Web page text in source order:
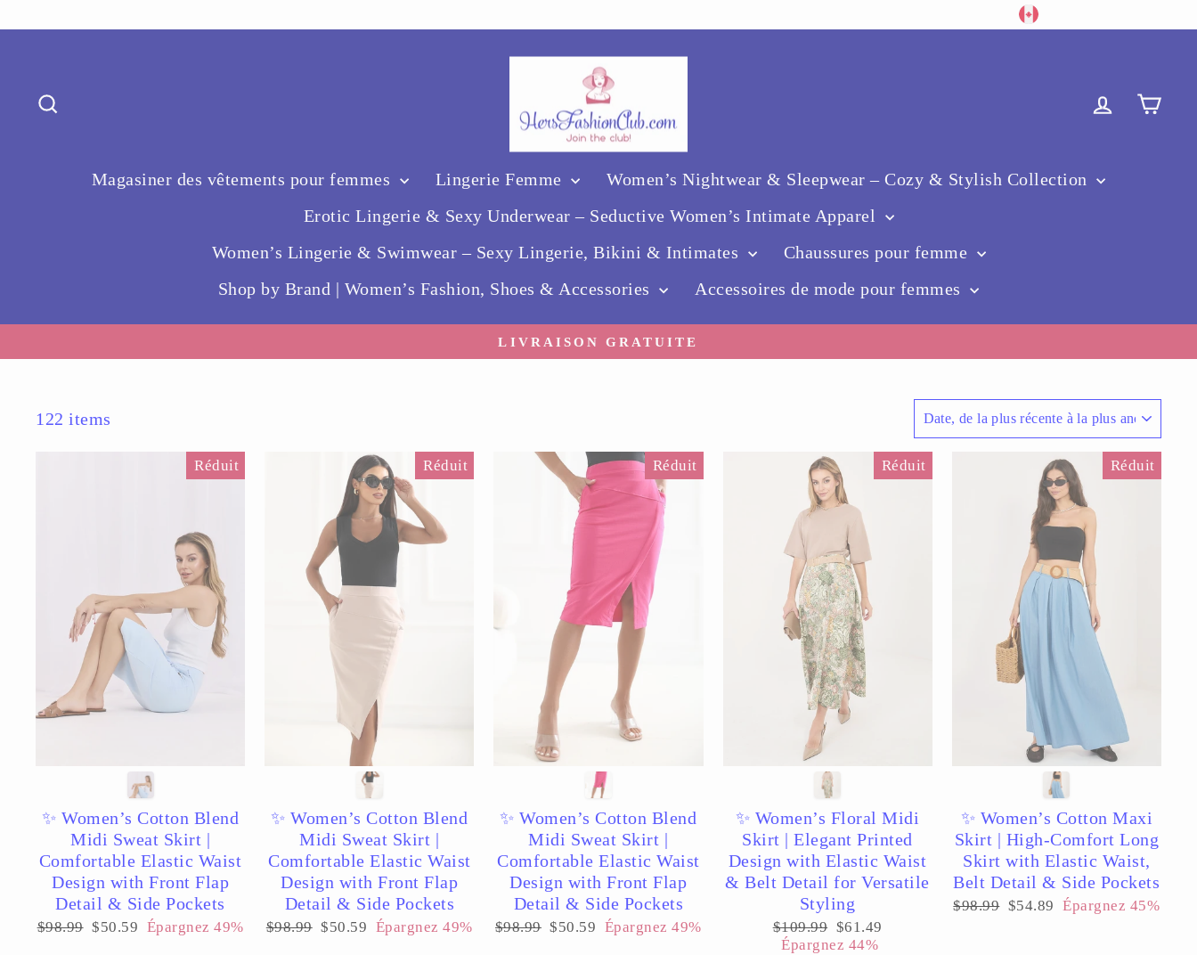
au
LangueDevise
Se
Magasiner des vêtements pour femmes Lingerie Femme
Women’s Nightwear & Sleepwear – Cozy & Stylish Collection
Erotic Lingerie & Sexy Underwear – Seductive Women’s Intimate Apparel
Women’s Lingerie & Swimwear – Sexy Lingerie, Bikini & Intimates
Chaussures pour femme
Shop by Brand | Women’s Fashion, Shoes & Accessories
Accessoires de mode pour femmes
LIVRAISON GRATUITE
122 items
Réduit
✨ Women’s Cotton Blend
Midi Sweat Skirt |
Comfortable Elastic Waist
Design with Front Flap
Detail & Side Pockets
Prix
$98.99 Prix
$50.59 Épargnez 49%
Réduit
✨ Women’s Cotton Blend
Midi Sweat Skirt |
Comfortable Elastic Waist
Design with Front Flap
Detail & Side Pockets
Prix
$98.99 Prix
$50.59 Épargnez 49%
Réduit
✨ Women’s Cotton Blend
Midi Sweat Skirt |
Comfortable Elastic Waist
Design with Front Flap
Detail & Side Pockets
Prix
$98.99 Prix
$50.59 Épargnez 49%
Réduit
✨ Women’s Floral Midi
Skirt | Elegant Printed
Design with Elastic Waist
& Belt Detail for Versatile
Styling
Prix
régulier
$109.99 Prix
réduit
$61.49
Épargnez 44%
Réduit
✨ Women’s Cotton Maxi
Skirt | High-Comfort Long
Skirt with Elastic Waist,
Belt Detail & Side Pockets
Prix
$98.99 Prix
$54.89 Épargnez 45%